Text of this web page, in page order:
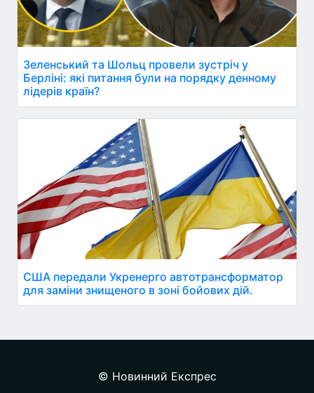
Зеленський та Шольц провели зустріч у
Берліні: які питання були на порядку денному
лідерів країн?
США передали Укренерго автотрансформатор
для заміни знищеного в зоні бойових дій.
© Новинний Експрес